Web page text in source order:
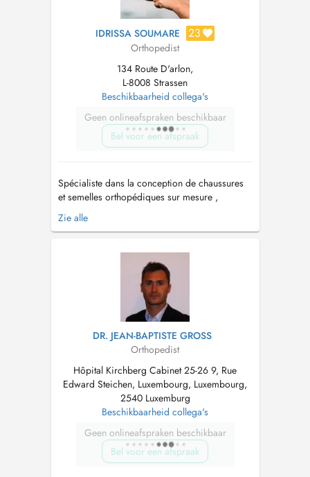
IDRISSA SOUMARE 23
Orthopedist
134 Route D'arlon,
L-8008 Strassen
Beschikbaarheid collega's
Geen onlineafspraken beschikbaar
Bel voor een afspraak
Spécialiste dans la conception de chaussures
et semelles orthopédiques sur mesure ,
j'accompagne mes patients dans la correction
des troubles de la marche et le soulagement
( orthèse en silicone pour les orteils ) Mon
objectif et d'allier le confo...
Zie alle
DR. JEAN-BAPTISTE GROSS
Orthopedist
Hôpital Kirchberg Cabinet 25-26 9, Rue
Edward Steichen, Luxembourg, Luxembourg,
2540 Luxemburg
Beschikbaarheid collega's
Geen onlineafspraken beschikbaar
Bel voor een afspraak